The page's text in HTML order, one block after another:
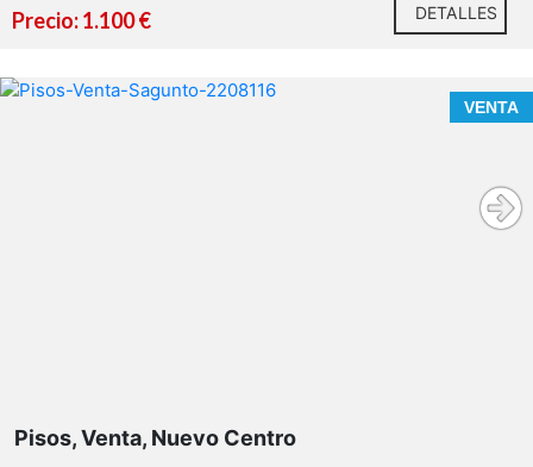
* En nuestra agencia contamos con el distintivo de
Comunitat Valenciana (Número de registro RAICV
Precio: 1.100 € DETALLES
VENTA
Pisos, Venta, Nuevo Centro